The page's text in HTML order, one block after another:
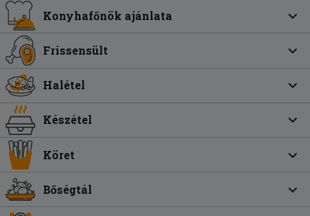
Konyhafőnök ajánlata
Frissensült
Halétel
Készétel
Köret
Bőségtál